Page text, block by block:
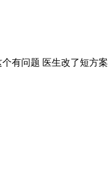
有问题 医生改了短方案